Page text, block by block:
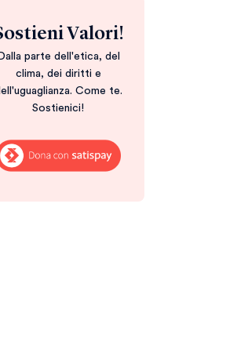
Valori!
Dalla parte dell'etica, del
clima, dei diritti e
Come te.
Sostienici!